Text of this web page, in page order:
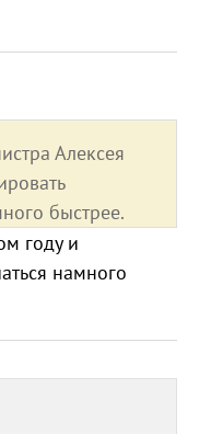
Алексея
быстрее.
году и
намного